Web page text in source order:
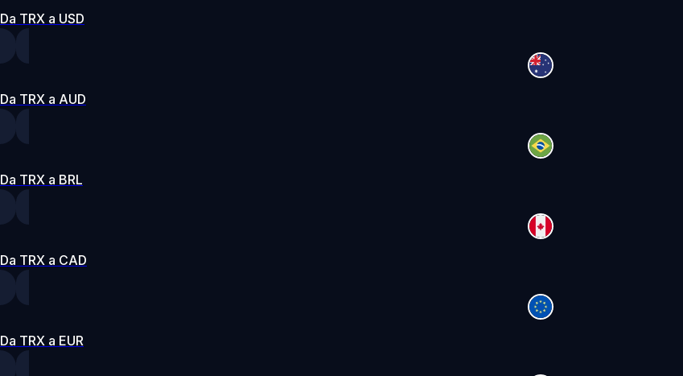
Da TRX a USD
Da TRX a AUD
Da TRX a BRL
Da TRX a CAD
Da TRX a EUR